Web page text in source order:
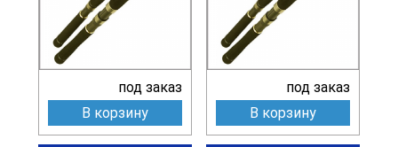
под заказ
В корзину
под заказ
В корзину